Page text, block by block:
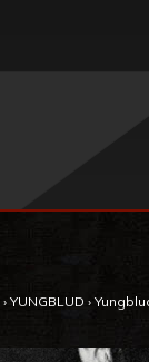
› YUNGBLUD ›